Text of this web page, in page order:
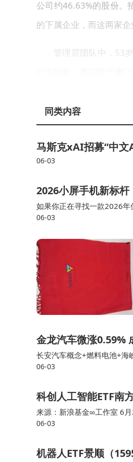
公司约46.63%的股份。
的下属企业，而这两家
管理层团队中，53
行业经验，曾任职于澳
科学技术奖一等奖。
科技服务控股等企业担
元、85.2万元及43万元。
招股书还披露，真
26年5月获得中国证监会
递交申请，标志着其资
同类内容
马斯克xAI招募“中文
06-03
2026小屏手机新标
如果你正在寻找一款2026
可玩性和持久续航，同时还
06-03
金龙汽车微涨0.59%
长安汽车概念+燃料电池+
万-2843.08万-8337.05万-
06-03
科创人工智能ETF南
来源：新浪基金∞工作室 6
元。科创人工智能ETF南方
06-03
机器人ETF景顺（